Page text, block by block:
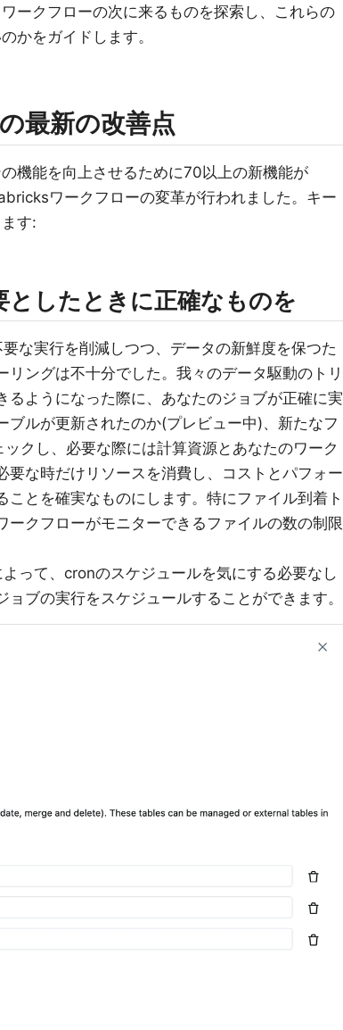
ークフローの次に来るものを探索し、これらの
かをガイドします。
最新の改善点
機能を向上させるために70以上の新機能が
ワークフローの変革が行われました。キー
す:
したときに正確なものを
要な実行を削減しつつ、データの新鮮度を保つた
ングは不十分でした。我々のデータ駆動のトリ
るようになった際に、あなたのジョブが正確に実
ルが更新されたのか(プレビュー中)、新たなフ
クし、必要な際には計算資源とあなたのワーク
要な時だけリソースを消費し、コストとパフォー
とを確実なものにします。特にファイル到着ト
ークフローがモニターできるファイルの数の制限
よって、cronのスケジュールを気にする必要なし
ブの実行をスケジュールすることができます。